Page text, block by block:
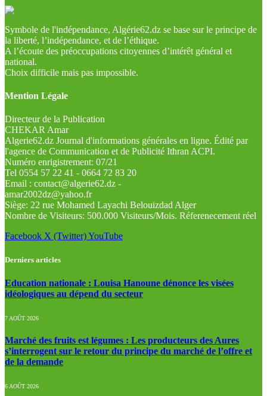
Symbole de l'indépendance, Algérie62.dz se base sur le principe de
la liberté, l’indépendance, et de l’éthique.
A l’écoute des préoccupations citoyennes d’intérêt général et
national.
Choix difficile mais pas impossible.
Mention Légale
Directeur de la Publication
CHEKAR Amar
Algerie62.dz Journal d'informations générales en ligne. Édité par
l'agence de Communication et de Publicité Ithran ACPI.
Numéro enrigistrement: 07/21
Tel 0554 57 22 41 - 0664 72 83 20
Email : contact@algerie62.dz -
amar2002dz@yahoo.fr
Siège: 22 rue Mohamed Layachi Belouizdad Alger
Nombre de Visiteurs: 500.000 Visiteurs/Mois. Réferenecement réel
Facebook X (Twitter)YouTube
Derniers articles
Education nationale : Louisa Hanoune dénonce les visées
idéologiques au dépend du secteur
7 AOÛT 2026
Marché des fruits est légumes : Les producteurs des Aures
s’interrogent sur le retour du principe du marché de l’offre et
de la demande
6 AOÛT 2026